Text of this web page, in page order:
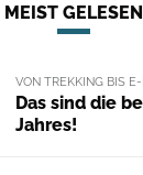
MEIST GELESEN
VON TREKKING BIS
Das sind die
Jahres!